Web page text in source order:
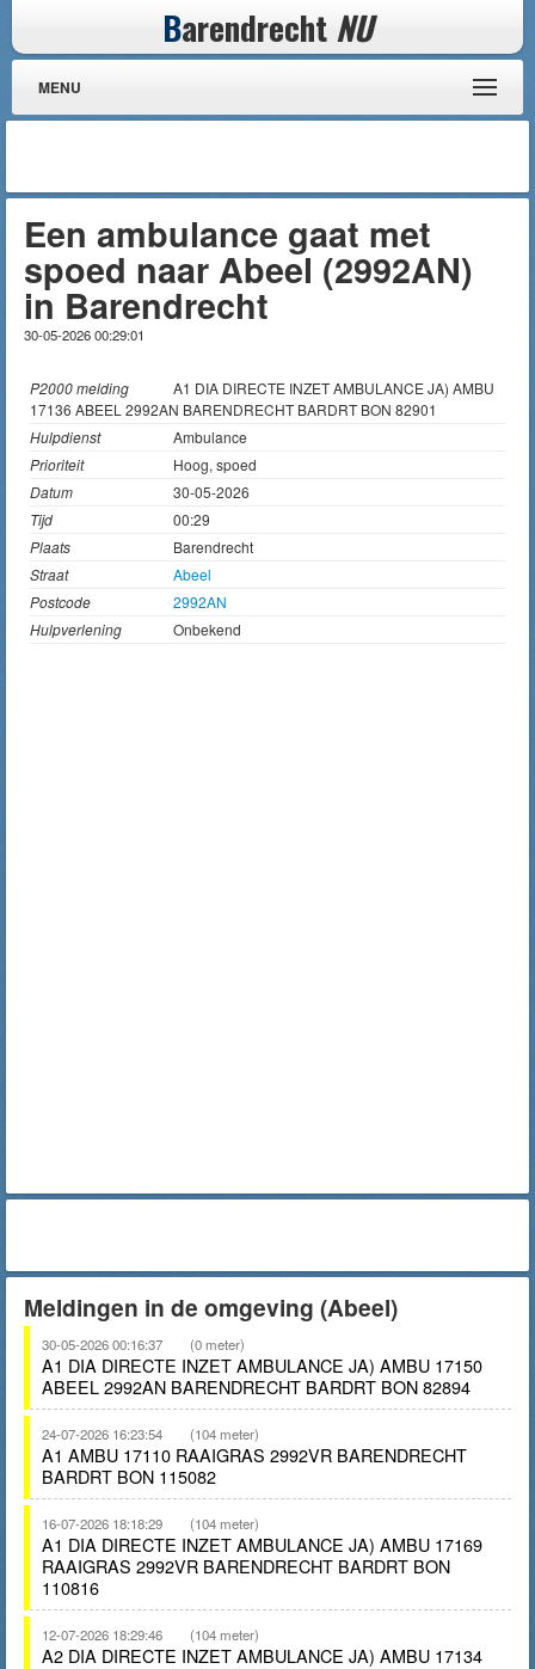
Barendrecht NU
MENU
Een ambulance gaat met
spoed naar Abeel (2992AN)
in Barendrecht
30-05-2026 00:29:01
P2000 melding
A1 DIA DIRECTE INZET AMBULANCE JA) AMBU
17136 ABEEL 2992AN BARENDRECHT BARDRT BON 82901
Hulpdienst
Ambulance
Prioriteit
Hoog, spoed
Datum
30-05-2026
Tijd
00:29
Plaats
Barendrecht
Straat
Abeel
Postcode
2992AN
Hulpverlening
Onbekend
Meldingen in de omgeving (Abeel)
30-05-2026 00:16:37 (0 meter)
A1 DIA DIRECTE INZET AMBULANCE JA) AMBU 17150
ABEEL 2992AN BARENDRECHT BARDRT BON 82894
24-07-2026 16:23:54 (104 meter)
A1 AMBU 17110 RAAIGRAS 2992VR BARENDRECHT
BARDRT BON 115082
16-07-2026 18:18:29 (104 meter)
A1 DIA DIRECTE INZET AMBULANCE JA) AMBU 17169
RAAIGRAS 2992VR BARENDRECHT BARDRT BON
110816
12-07-2026 18:29:46 (104 meter)
A2 DIA DIRECTE INZET AMBULANCE JA) AMBU 17134